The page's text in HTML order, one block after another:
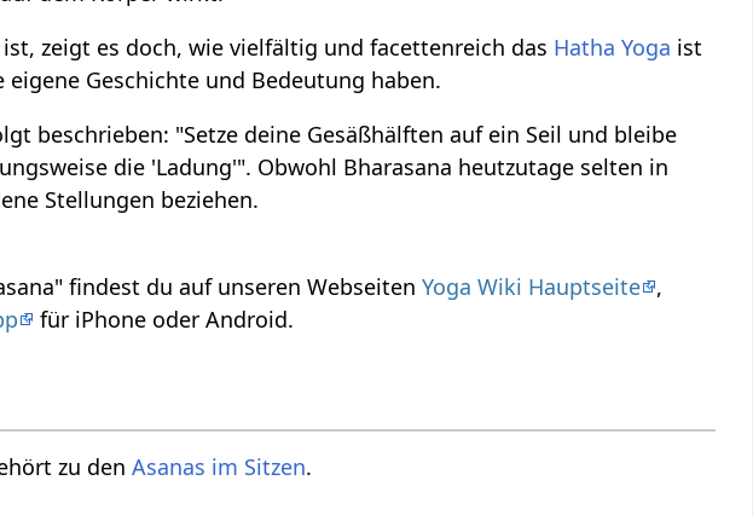
zeigt es doch, wie vielfältig und facettenreich das Hatha Yoga ist
Geschichte und Bedeutung haben.
beschrieben: "Setze deine Gesäßhälften auf ein Seil und bleibe
die 'Ladung'". Obwohl Bharasana heutzutage selten in
Stellungen beziehen.
findest du auf unseren WebseitenYoga Wiki Hauptseite ,
für iPhone oder Android.
zu denAsanas im Sitzen.